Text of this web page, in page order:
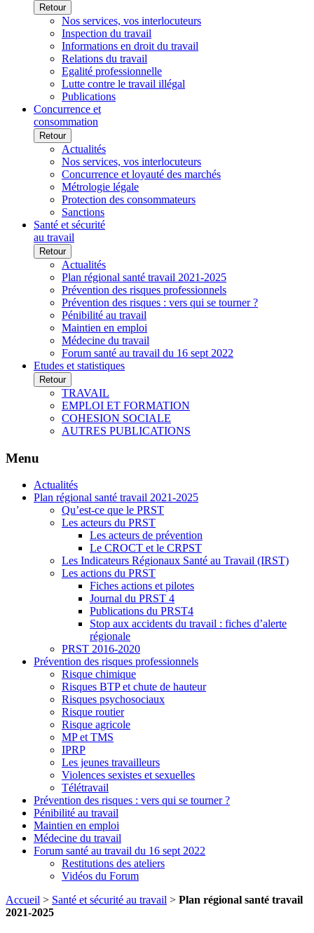
Retour
Nos services, vos interlocuteurs
Inspection du travail
Informations en droit du travail
Relations du travail
Egalité professionnelle
Lutte contre le travail illégal
Publications
Concurrence et
consommation
Retour
Actualités
Nos services, vos interlocuteurs
Concurrence et loyauté des marchés
Métrologie légale
Protection des consommateurs
Sanctions
Santé et sécurité
au travail
Retour
Actualités
Plan régional santé travail 2021-2025
Prévention des risques professionnels
Prévention des risques : vers qui se tourner ?
Pénibilité au travail
Maintien en emploi
Médecine du travail
Forum santé au travail du 16 sept 2022
Etudes et statistiques
Retour
TRAVAIL
EMPLOI ET FORMATION
COHESION SOCIALE
AUTRES PUBLICATIONS
Menu
Actualités
Plan régional santé travail 2021-2025
Qu’est-ce que le PRST
Les acteurs du PRST
Les acteurs de prévention
Le CROCT et le CRPST
Les Indicateurs Régionaux Santé au Travail (IRST)
Les actions du PRST
Fiches actions et pilotes
Journal du PRST 4
Publications du PRST4
Stop aux accidents du travail : fiches d’alerte
régionale
PRST 2016-2020
Prévention des risques professionnels
Risque chimique
Risques BTP et chute de hauteur
Risques psychosociaux
Risque routier
Risque agricole
MP et TMS
IPRP
Les jeunes travailleurs
Violences sexistes et sexuelles
Télétravail
Prévention des risques : vers qui se tourner ?
Pénibilité au travail
Maintien en emploi
Médecine du travail
Forum santé au travail du 16 sept 2022
Restitutions des ateliers
Vidéos du Forum
Accueil > Santé et sécurité au travail > Plan régional santé travail
2021-2025